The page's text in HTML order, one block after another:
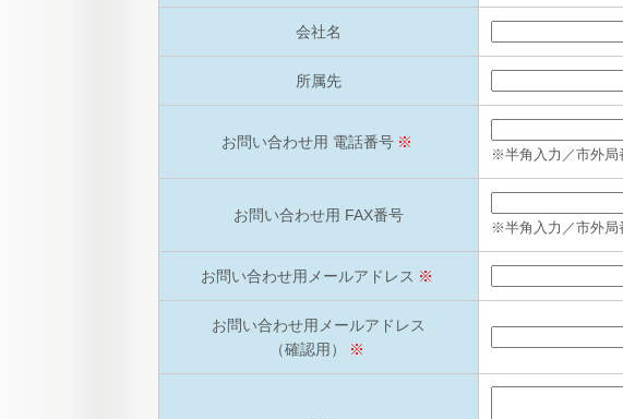
会社名
所属先
お問い合わせ用 電話番号 ※
※半角入力 ／市外局
お問い合わせ用 FAX番号
※半角入力 ／市外局
お問い合わせ用メールアドレス ※
お問い合わせ用メールアドレス
（確認用）
※